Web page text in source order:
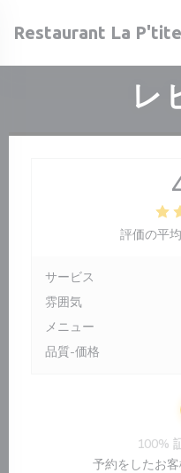
Restaurant La
きます))
レ
評価の平
サービス
雰囲気
メニュー
品質-価格
100%
予約をしたお